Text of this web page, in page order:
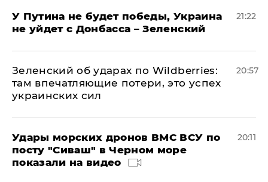
У Путина не будет победы, Украина
не уйдет с Донбасса – Зеленский
21:22
Зеленский об ударах по Wildberries:
там впечатляющие потери, это успех
украинских сил
20:57
Удары морских дронов ВМС ВСУ по
посту "Сиваш" в Черном море
показали на видео
20:11